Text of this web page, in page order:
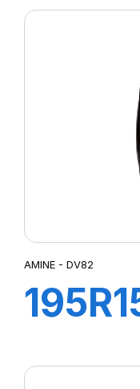
156/
(154/
AMINE - DV82